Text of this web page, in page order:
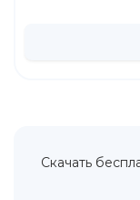
Скачать